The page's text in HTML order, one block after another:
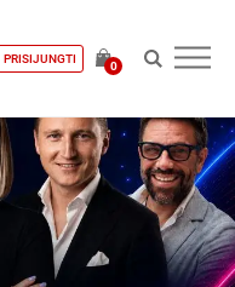
PRISIJUNGTI
0